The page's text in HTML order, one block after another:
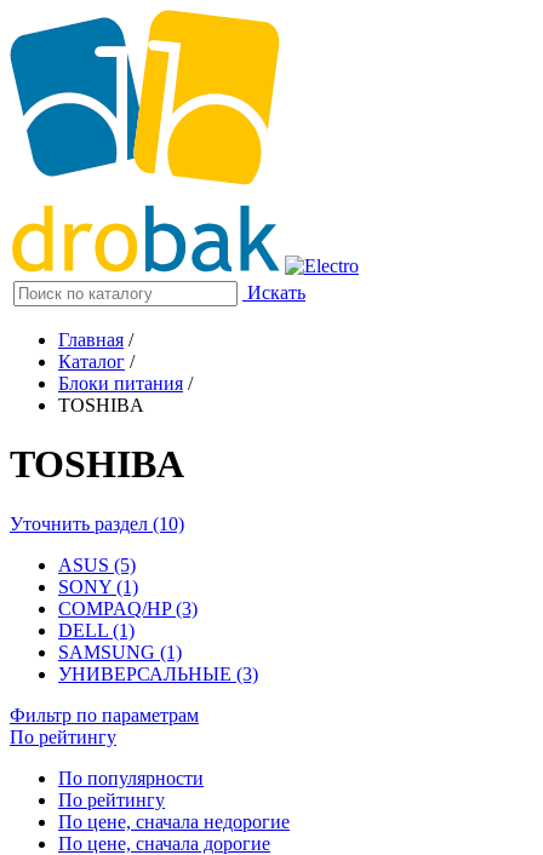
Искать
Главная /
Каталог /
Блоки питания /
TOSHIBA
TOSHIBA
Уточнить раздел (10)
ASUS (5)
SONY (1)
COMPAQ/HP (3)
DELL (1)
SAMSUNG (1)
УНИВЕРСАЛЬНЫЕ (3)
Фильтр по параметрам
По рейтингу
По популярности
По рейтингу
По цене, сначала недорогие
По цене, сначала дорогие